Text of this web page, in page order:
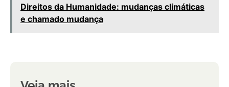
Direitos da Humanidade: mudanças climáticas
e chamado mudança